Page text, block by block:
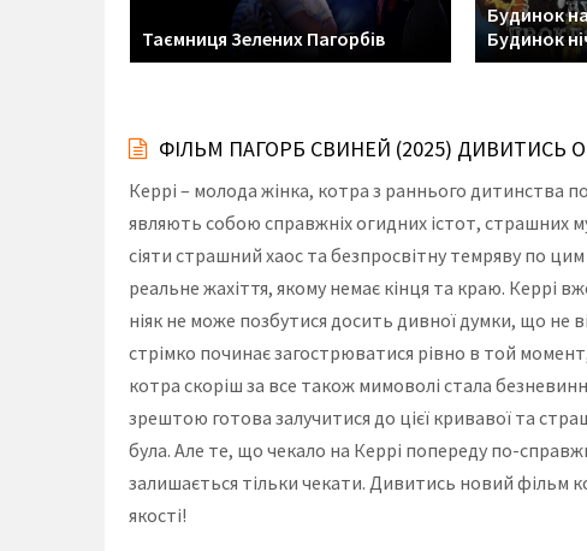
Таємниця Зелених Пагорбів
Будинок
Будинок
ФІЛЬМ ПАГОРБ СВИНЕЙ (2025) ДИВИТИСЬ
Керрі – молода жінка, котра з раннього
являють собою справжніх огидних істот, страшних
сіяти страшний хаос та безпросвітну темряву по
реальне жахіття, якому немає кінця та краю. Керрі
ніяк не може позбутися досить дивної думки, що не
стрімко починає загострюватися рівно в той
котра скоріш за все також мимоволі стала
зрештою готова залучитися до цієї кривавої та
була. Але те, що чекало на Керрі попереду по-
залишається тільки чекати. Дивитись новий фільм
якості!